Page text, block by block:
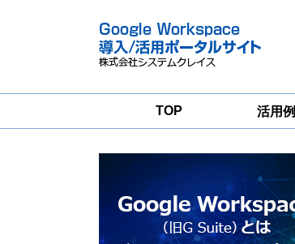
TOP 活用例
支援サービス